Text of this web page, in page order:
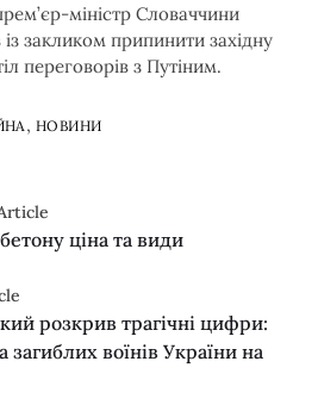
міністр Словаччини
закликом припинити західну
переговорів з Путіним.
, НОВИНИ
ціна та види
розкрив трагічні цифри:
загиблих воїнів України на